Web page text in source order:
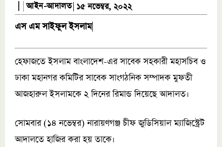
আইন-আদালত ১৫ নভেম্বর, ২০২২
এস এম সাইফুল ইসলাম|
হেফাজতে ইসলাম বাংলাদেশ-এর সাবেক সহকারী মহাসচিব ও
ঢাকা মহানগর কমিটির সাবেক সাংগঠনিক সম্পাদক মুফতী
আজহারুল ইসলামকে ২ দিনের রিমান্ড দিয়েছে আদালত।
সোমবার (১৪ নভেম্বর) নারায়ণগঞ্জ চীফ জুডিসিয়াল ম্যাজিস্ট্রেট
আদালতে হাজির করা হয় তাকে।